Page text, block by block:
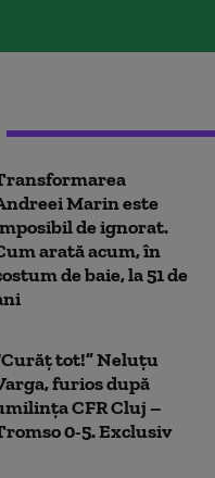
Marin este
de ignorat.
arată acum, în
de baie, la 51 de
tot!” Neluțu
furios după
CFR Cluj –
0-5. Exclusiv